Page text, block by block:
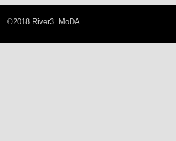
©2018 River3. MoDA